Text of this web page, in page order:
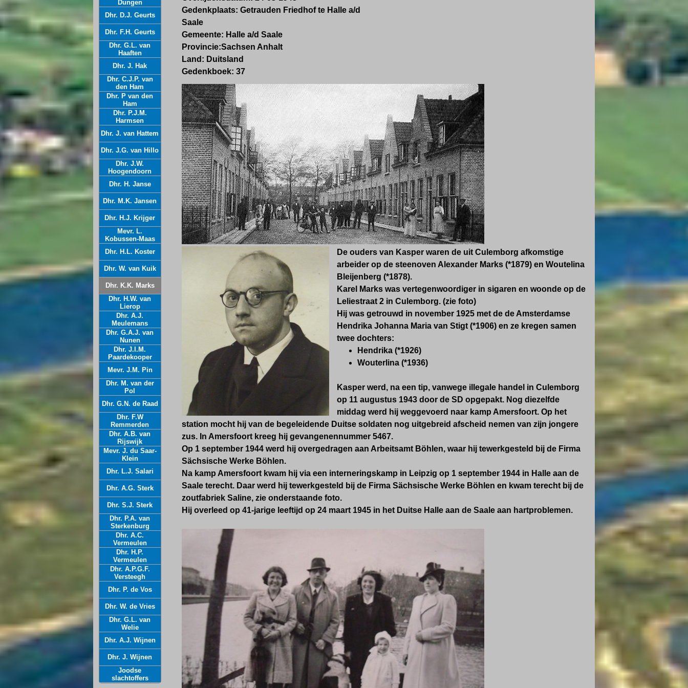
Gedenkplaats: Getrauden Friedhof te Halle a/d
Saale
Gemeente: Halle a/d Saale
Provincie:Sachsen Anhalt
Land: Duitsland
Gedenkboek: 37
De ouders van Kasper waren de uit Culemborg afkomstige
arbeider op de steenoven Alexander Marks (*1879) en Woutelina
Bleijenberg (*1878).
Karel Marks was vertegenwoordiger in sigaren en woonde op de
Leliestraat 2 in Culemborg. (zie foto)
Hij was getrouwd in november 1925 met de de Amsterdamse
Hendrika Johanna Maria van Stigt (*1906) en ze kregen samen
twee dochters:
Hendrika (*1926)
Wouterlina (*1936)
Kasper werd , na een tip, vanwege illegale handel in Culemborg
op 11 augustus 1943 door de SD opgepakt. Nog diezelfde
middag werd hij weggevoerd naar kamp Amersfoort. Op het
station mocht hij van de begeleidende Duitse soldaten nog uitgebreid afscheid nemen van zijn jongere
zus.In Amersfoort kreeg hij gevangenennummer 5467.
Op 1 september 1944 werd hij overgedragen aan Arbeitsamt Böhlen, waar hij tewerkgesteld bij de Firma
Sächsische Werke Böhlen.
Na kamp Amersfoort kwam hij via een interneringskamp in Leipzig op 1 september 1944in Halle aan de
Saale terecht. Daar werd hij tewerkgesteld bij de Firma Sächsische Werke Böhlen en kwam terecht bij de
zoutfabriek Saline, zie onderstaande foto.
Hij overleed op 41-jarige leeftijd op 24 maart 1945 in het Duitse Halle aan de Saale aan hartproblemen.
Dungen
Dhr. D.J. Geurts
Dhr. F.H. Geurts
Dhr. G.L. van
Haaften
Dhr. J. Hak
Dhr. C.J.P. van
den Ham
Dhr. P van den
Ham
Dhr. P.J.M.
Harmsen
Dhr. J. van Hattem
Dhr. J.G. van Hillo
Dhr. J.W.
Hoogendoorn
Dhr. H. Janse
Dhr. M.K. Jansen
Dhr. H.J. Krijger
Mevr. L.
Kobussen-Maas
Dhr. H.L. Koster
Dhr. W. van Kuik
Dhr. K.K. Marks
Dhr. H.W. van
Lierop
Dhr. A.J.
Meulemans
Dhr. G.A.J. van
Nunen
Dhr. J.I.M.
Paardekooper
Mevr. J.M. Pin
Dhr. M. van der
Pol
Dhr. G.N. de Raad
Dhr. F.W
Remmerden
Dhr. A.B. van
Rijswijk
Mevr. J. du Saar-
Klein
Dhr. L.J. Salari
Dhr. A.G. Sterk
Dhr. S.J. Sterk
Dhr. P.A. van
Sterkenburg
Dhr. A.C.
Vermeulen
Dhr. H.P.
Vermeulen
Dhr. A.P.G.F.
Versteegh
Dhr. P. de Vos
Dhr. W. de Vries
Dhr. G.L. van
Welie
Dhr. A.J. Wijnen
Dhr. J. Wijnen
Joodse
slachtoffers